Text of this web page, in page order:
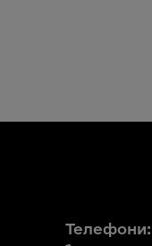
Телефони: